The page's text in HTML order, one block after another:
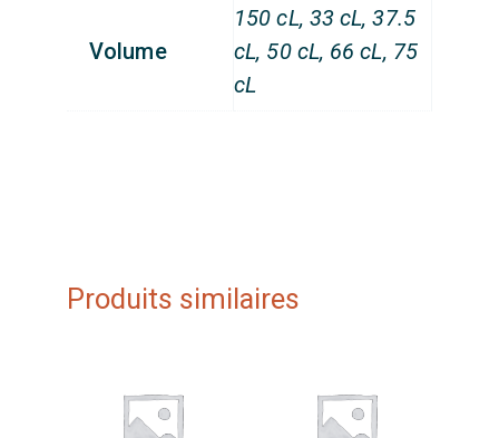
Volume
150 cL, 33 cL, 37.5
cL, 50 cL, 66 cL, 75
cL
Produits similaires